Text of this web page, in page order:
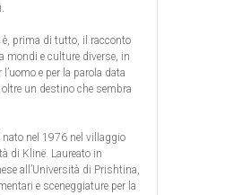
è, prima di tutto, il racconto
mondi e culture diverse, in
e per la parola data
oltre un destino che sembra
nato nel 1976 nel villaggio
di Klinë. Laureato in
all’Università di Prishtina,
e sceneggiature per la